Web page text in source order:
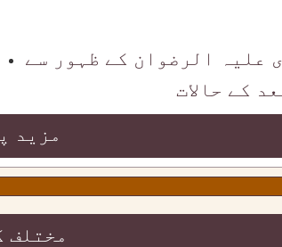
علیہ الرضوان کے ظہور سے
کے حالات
مزید
مختلف